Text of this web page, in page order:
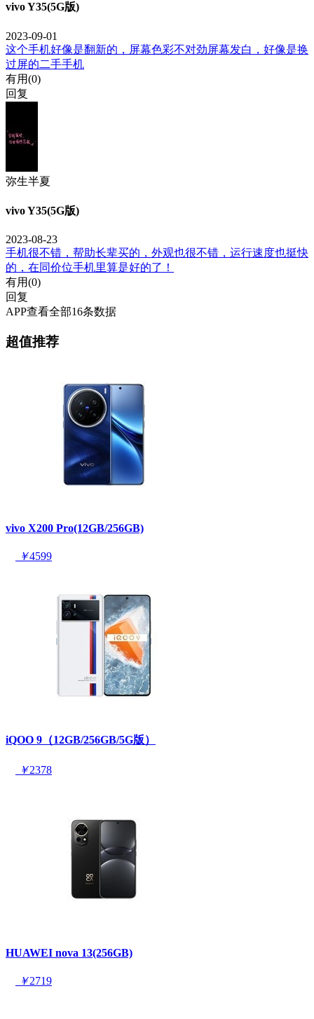
vivo Y35(5G版)
2023-09-01
这个手机好像是翻新的，屏幕色彩不对劲屏幕发白，好像是换
过屏的二手手机
有用(0)
回复
弥生半夏
vivo Y35(5G版)
2023-08-23
手机很不错，帮助长辈买的，外观也很不错，运行速度也挺快
的，在同价位手机里算是好的了！
有用(0)
回复
APP查看全部16条数据
超值推荐
vivo X200 Pro(12GB/256GB)
￥4599
iQOO 9（12GB/256GB/5G版）
￥2378
HUAWEI nova 13(256GB)
￥2719